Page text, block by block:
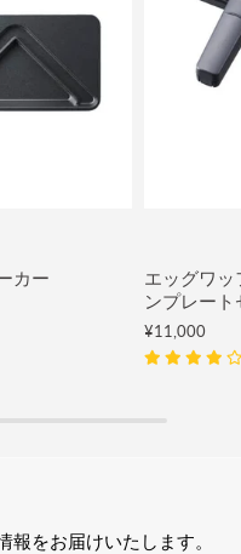
カー
エッグワ
ンプレート
¥11,000
をお届けいたします。